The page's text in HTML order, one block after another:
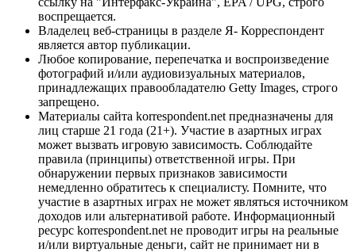
воспрещается.
Владелец веб-страницы в разделе Я- Корреспондент
является автор публикации.
Любое копирование, перепечатка и воспроизведение
фотографий и/или аудиовизуальных материалов,
принадлежащих правообладателю Getty Images, строго
запрещено.
Материалы сайта korrespondent.net предназначены для
лиц старше 21 года (21+). Участие в азартных играх
может вызвать игровую зависимость. Соблюдайте
правила (принципы) ответственной игры. При
обнаружении первых признаков зависимости
немедленно обратитесь к специалисту. Помните, что
участие в азартных играх не может являться источником
доходов или альтернативой работе. Информационный
ресурс korrespondent.net не проводит игры на реальные
и/или виртуальные деньги, сайт не принимает ни в